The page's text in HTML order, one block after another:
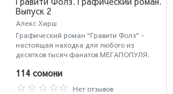
Выпуск 2
Алекс Хирш
Графический роман "Гравити Фолз" -
настоящая находка для любого из
десятков тысяч фанатов МЕГАПОПУЛЯ..
114 сомони
Нет отзывов